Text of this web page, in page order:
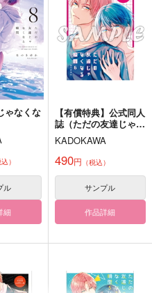
ゃなくな
）
ル
細
【有償特典】公式同人
誌（ただの友達じゃな
くなる瞬間 6）
KADOKAWA
490円 （税込）
サンプル
作品詳細